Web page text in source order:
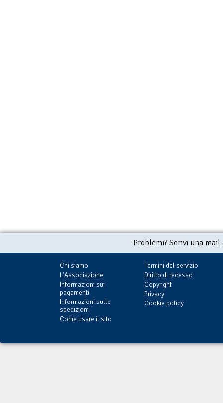
Problemi? Scrivi una
Chi siamo
L'Associazione
Informazioni sui
pagamenti
Informazioni sulle
spedizioni
Come usare il sito
Termini del servizio
Diritto di recesso
Copyright
Privacy
Cookie policy